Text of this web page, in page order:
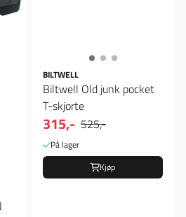
BILTWELL
Biltwell Old junk pocket
T-skjorte
315,- 525,-
På lager
Kjøp